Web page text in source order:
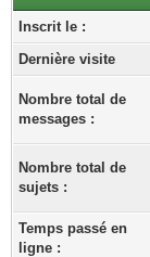
Inscrit le :
Dernière visite
Nombre total de
messages :
Nombre total de
sujets :
Temps passé en
ligne :